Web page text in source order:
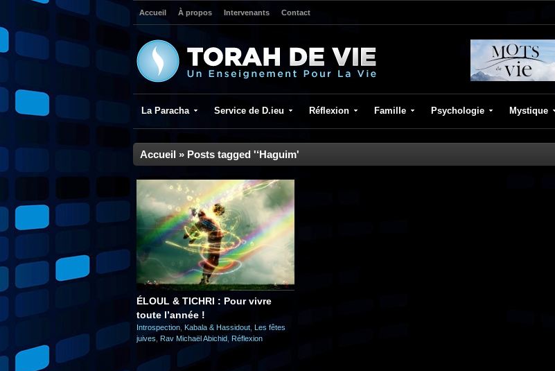
Accueil À propos Intervenants Contact
La Paracha Service de D.ieu Réflexion Famille Psychologie Mystique
Accueil » Posts tagged '‘Haguim'
ÉLOUL & TICHRI : Pour vivre
toute l’année !
Introspection Kabala & Hassidout Les fêtes
juives
Rav Michaël Abichid Réflexion